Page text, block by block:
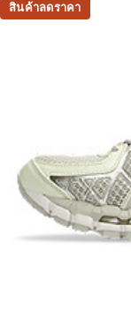
สินค้าลดราคา